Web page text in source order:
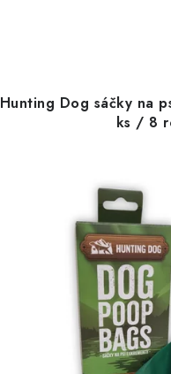
Hunting Dog sáčky na
ks / 8